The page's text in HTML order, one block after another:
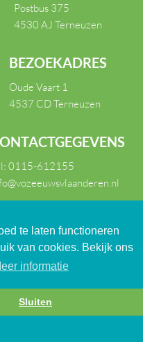
te laten functioneren
van cookies. Bekijk ons
informatie
Sluiten
Postbus 375
4530 AJ Terneuzen
BEZOEKADRES
Oude Vaart 1
4537 CD Terneuzen
0115-612155
Disclaimer
Privacy